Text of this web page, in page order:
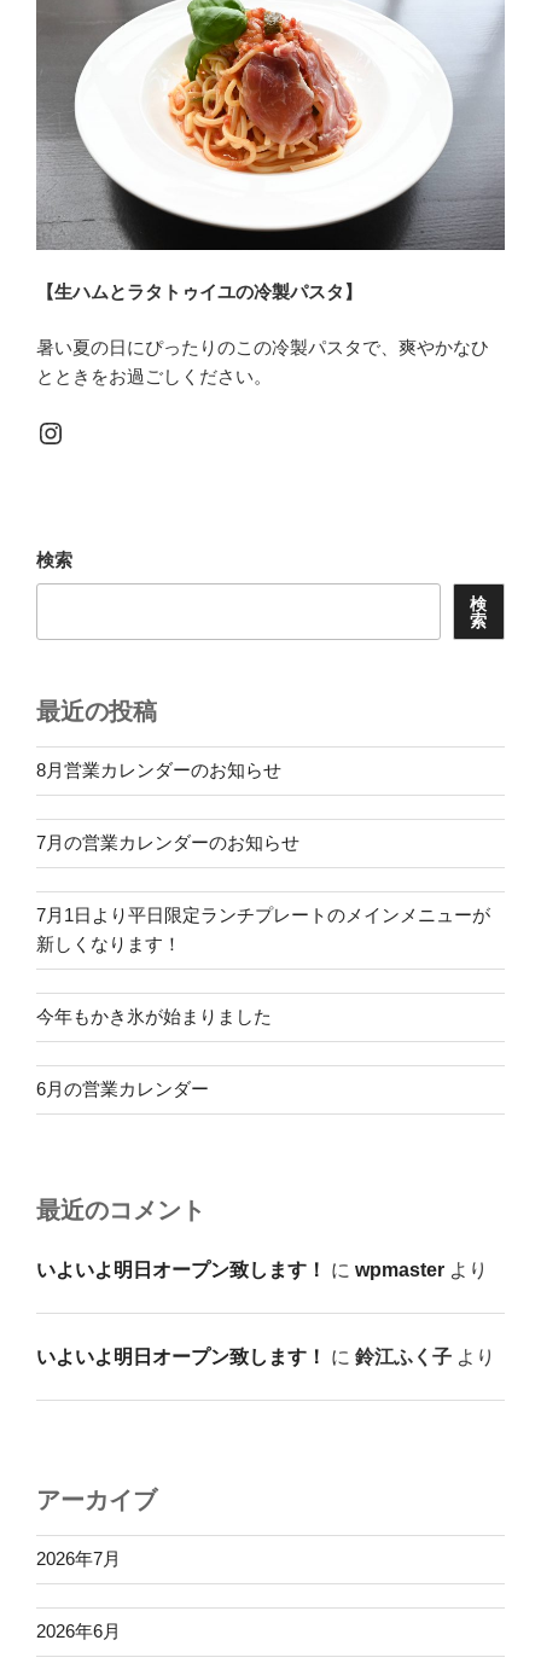
【生ハムとラタトゥイユの冷製パスタ】
暑い夏の日にぴったりのこの冷製パスタで、爽やかなひ
とときをお過ごしください。
Instagram
検索
検
索
最近の投稿
8月営業カレンダーのお知らせ
7月の営業カレンダーのお知らせ
7月1日より平日限定ランチプレートのメインメニューが
新しくなります！
今年もかき氷が始まりました
6月の営業カレンダー
最近のコメント
いよいよ明日オープン致します！ に wpmaster より
いよいよ明日オープン致します！ に 鈴江ふく子 より
アーカイブ
2026年7月
2026年6月